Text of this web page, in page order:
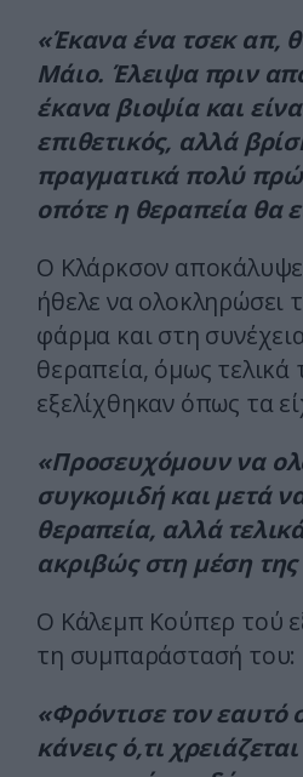
«Έκανα ένα τσεκ απ,
Μάιο. Έλειψα πριν
έκανα βιοψία και
επιθετικός, αλλά
πραγματικά πολύ
οπότε η θεραπεία θα
Ο Κλάρκσον
ήθελε να ολοκληρώσει
φάρμα και στη
θεραπεία, όμως
εξελίχθηκαν όπως τα
«Προσευχόμουν να
συγκομιδή και μετά
θεραπεία, αλλά
ακριβώς στη μέση
Ο Κάλεμπ Κούπερ τού
τη συμπαράστασή του:
«Φρόντισε τον εαυτό
κάνεις ό,τι